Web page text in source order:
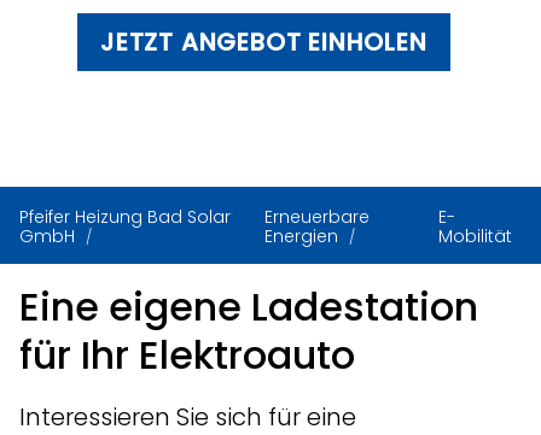
JETZT ANGEBOT EINHOLEN
Pfeifer Heizung Bad Solar
GmbH
Erneuerbare
Energien
E-
Mobilität
Eine eigene Ladestation
für Ihr Elektroauto
Interessieren Sie sich für eine